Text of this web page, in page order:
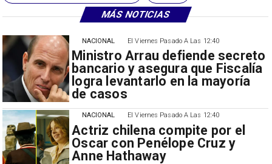
MÁS NOTICIAS
El Viernes Pasado A Las 12:40
Ministro Arrau defiende secreto
bancario y asegura que Fiscalía
logra levantarlo en la mayoría
de casos
NACIONAL
El Viernes Pasado A Las 12:40
Actriz chilena compite por el
Oscar con Penélope Cruz y
Anne Hathaway
NACIONAL